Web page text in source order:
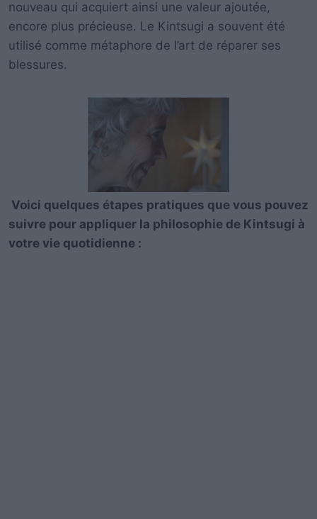
nouveau qui acquiert ainsi une valeur ajoutée,
encore plus précieuse. Le Kintsugi a souvent été
utilisé comme métaphore de l’art de réparer ses
blessures.
Voici quelques étapes pratiques que vous pouvez
suivre pour appliquer la philosophie de Kintsugi à
votre vie quotidienne :